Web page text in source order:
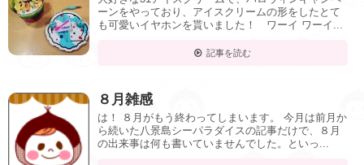
ーンをやっており、アイスクリームの形をしたとて
も可愛いイヤホンを貰いました！ ワーイ ワーイ...
記事を読む
８月雑感
は！ ８月がもう終わってしまいます。 今月は前月か
ら続いた八景島シーパラダイスの記事だけで、８月
の出来事は何も書いていませんでした。といっ...